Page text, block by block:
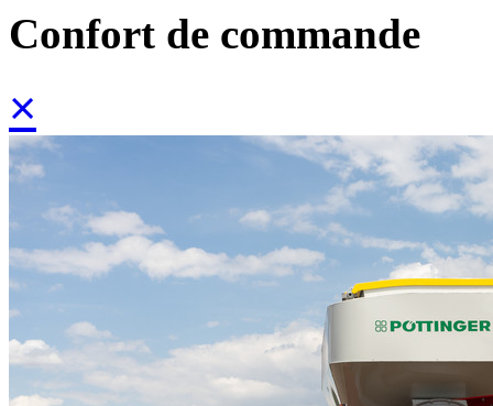
Confort de commande
×